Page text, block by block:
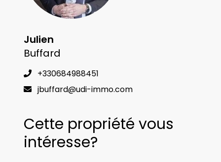
Julien
Buffard
+330684988451
jbuffard@udi-immo.com
Cette propriété vous
intéresse?